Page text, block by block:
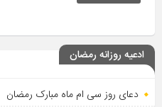
ادعیه روزانه رمضان
دعای روز سی ام ماه مبارک رمضان